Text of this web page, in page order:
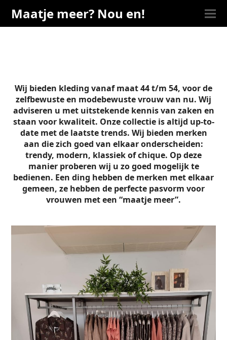
Maatje meer? Nou en!
Wij bieden kleding vanaf maat 44 t/m 54, voor de
zelfbewuste en modebewuste vrouw van nu. Wij
adviseren u met uitstekende kennis van zaken en
staan voor kwaliteit. Onze collectie is altijd up-to-
date met de laatste trends. Wij bieden merken
aan die zich goed van elkaar onderscheiden:
trendy, modern, klassiek of chique. Op deze
manier proberen wij u zo goed mogelijk te
bedienen. Een ding hebben de merken met elkaar
gemeen, ze hebben de perfecte pasvorm voor
vrouwen met een “maatje meer”.